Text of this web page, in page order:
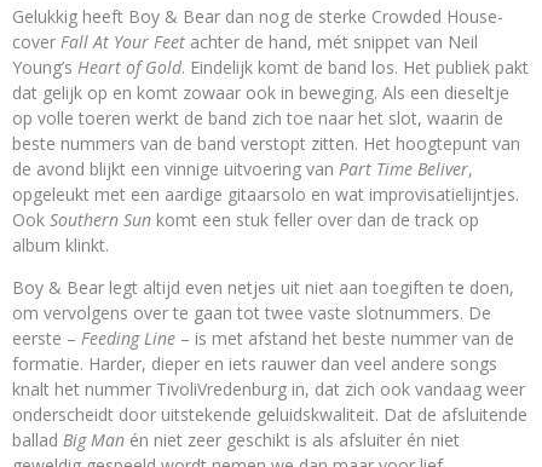
Gelukkig heeft Boy & Bear dan nog de sterke Crowded House-
cover Fall At Your Feet achter de hand, mét snippet van Neil
Young’s Heart of Gold. Eindelijk komt de band los. Het publiek pakt
dat gelijk op en komt zowaar ook in beweging. Als een dieseltje
op volle toeren werkt de band zich toe naar het slot, waarin de
beste nummers van de band verstopt zitten. Het hoogtepunt van
de avond blijkt een vinnige uitvoering van Part Time Beliver,
opgeleukt met een aardige gitaarsolo en wat improvisatielijntjes.
Ook Southern Sun komt een stuk feller over dan de track op
album klinkt.
Boy & Bear legt altijd even netjes uit niet aan toegiften te doen,
om vervolgens over te gaan tot twee vaste slotnummers. De
eerste – Feeding Line – is met afstand het beste nummer van de
formatie. Harder, dieper en iets rauwer dan veel andere songs
knalt het nummer TivoliVredenburg in, dat zich ook vandaag weer
onderscheidt door uitstekende geluidskwaliteit. Dat de afsluitende
ballad Big Man én niet zeer geschikt is als afsluiter én niet